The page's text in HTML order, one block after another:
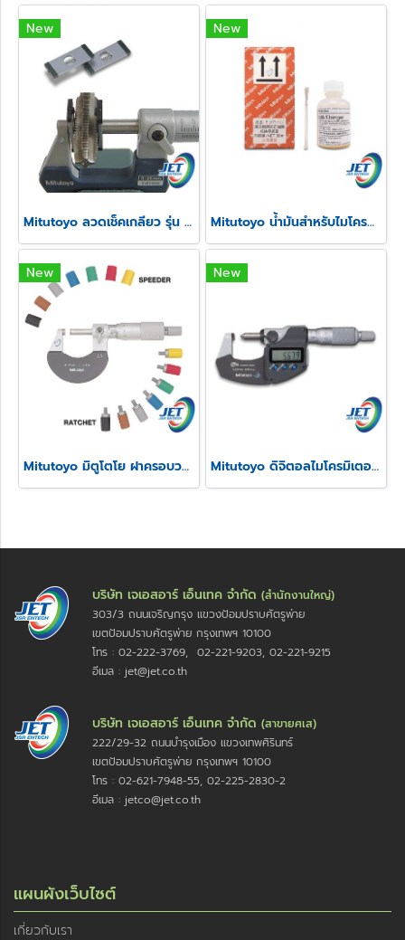
New
Mitutoyo ลวดเช็คเกลียว รุ่น 313
New
Mitutoyo น้ำมันสำหรับไมโครมิเตอร์
New
Mitutoyo มิตูโตโย ฝาครอบวงล้อและสปีดเดอร์ไมโครมิเตอร์
New
Mitutoyo ดิจิตอลไมโครมิเตอร์วัดความสูงรอยย้ำสายไฟ รุ่น 342
บริษัท เจเอสอาร์ เอ็นเทค จำกัด (สำนักงานใหญ่)
303/3 ถนนเจริญกรุง แขวงป้อมปราบศัตรูพ่าย
เขตป้อมปราบศัตรูพ่าย กรุงเทพฯ 10100
โทร : 02-222-3769, 02-221-9203, 02-221-9215
อีเมล : jet@jet.co.th
บริษัท เจเอสอาร์ เอ็นเทค จำกัด (สาขายศเส)
222/29-32 ถนนบำรุงเมือง แขวงเทพศิรินทร์
เขตป้อมปราบศัตรูพ่าย กรุงเทพฯ 10100
โทร : 02-621-7948-55, 02-225-2830-2
อีเมล : jetco@jet.co.th
แผนผังเว็บไซต์
เกี่ยวกับเรา